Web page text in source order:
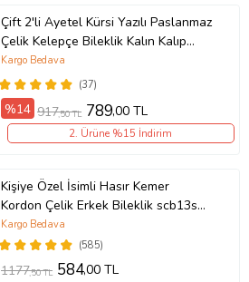
Çift 2'li Ayetel Kürsi Yazılı Paslanmaz
Çelik Kelepçe Bileklik Kalın Kalıp
scb88 (Metal)
(37)
Kargo Bedava
%14 917,50 TL 789,00 TL
2. Ürüne %15 İndirim
Kişiye Özel İsimli Hasır Kemer
Kordon Çelik Erkek Bileklik scb13s
(Siyah-Gri)
(585)
Kargo Bedava
1177,50 TL 584,00 TL